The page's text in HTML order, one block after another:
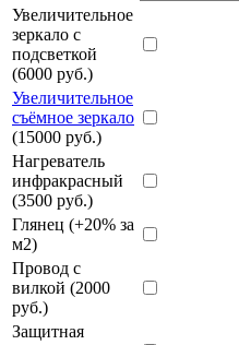
Увеличительное
зеркало с
подсветкой
(6000 руб.)
Увеличительное
съёмное зеркало
(15000 руб.)
Нагреватель
инфракрасный
(3500 руб.)
Глянец (+20% за
м2)
Провод с
вилкой (2000
руб.)
Защитная